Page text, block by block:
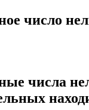
число
числа